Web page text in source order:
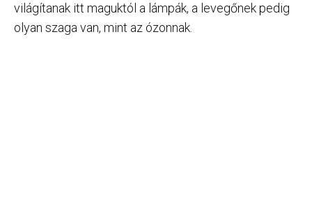
világítanak itt maguktól a lámpák, a levegőnek pedig
olyan szaga van, mint az ózonnak.